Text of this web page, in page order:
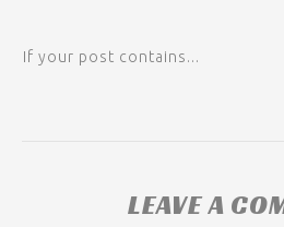
If your post contains...
LEAVE A